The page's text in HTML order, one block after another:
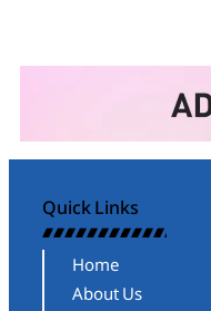
Quick Links
Home
About Us